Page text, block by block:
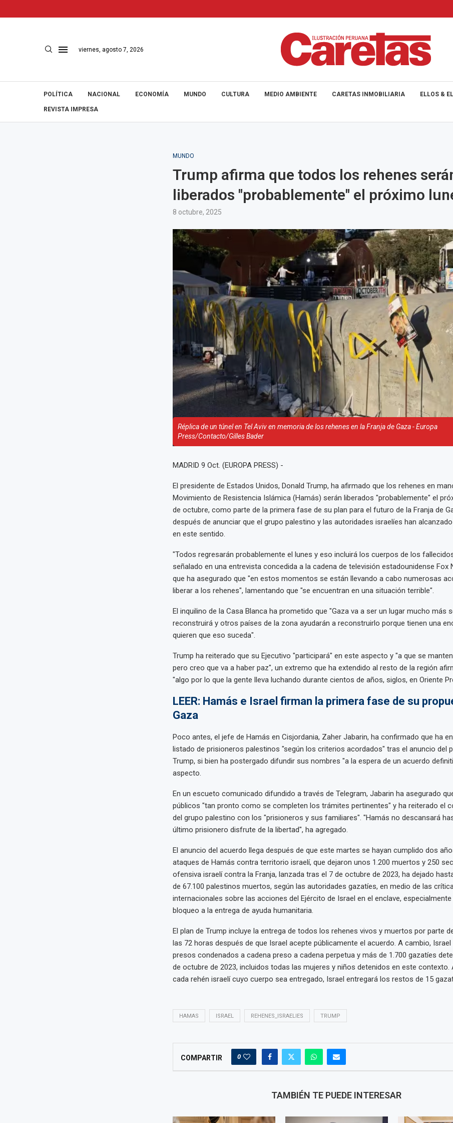
viernes, agosto 7, 2026
POLÍTICA NACIONAL ECONOMÍA MUNDO CULTURA MEDIO AMBIENTE CARETAS INMOBILIARIA ELLOS &
REVISTA IMPRESA
MUNDO
Trump afirma que todos los rehenes
liberados "probablemente" el próximo
8 octubre, 2025
Réplica de un túnel en Tel Aviv en memoria de los rehenes en la Franja de Gaza - Europa
Press/Contacto/Gilles Bader
MADRID 9 Oct. (EUROPA PRESS) -
El presidente de Estados Unidos, Donald Trump, ha afirmado que los rehenes en
Movimiento de Resistencia Islámica (Hamás) serán liberados "probablemente" el
de octubre, como parte de la primera fase de su plan para el futuro de la Franja de
después de anunciar que el grupo palestino y las autoridades israelíes han
en este sentido.
"Todos regresarán probablemente el lunes y eso incluirá los cuerpos de los
señalado en una entrevista concedida a la cadena de televisión estadounidense Fox
que ha asegurado que "en estos momentos se están llevando a cabo numerosas
liberar a los rehenes", lamentando que "se encuentran en una situación terrible".
El inquilino de la Casa Blanca ha prometido que "Gaza va a ser un lugar mucho más
reconstruirá y otros países de la zona ayudarán a reconstruirlo porque tienen una
quieren que eso suceda".
Trump ha reiterado que su Ejecutivo "participará" en este aspecto y "a que se
pero creo que va a haber paz", un extremo que ha extendido al resto de la región
"algo por lo que la gente lleva luchando durante cientos de años, siglos, en Oriente
LEER: Hamás e Israel firman la primera fase de su
Gaza
Poco antes, el jefe de Hamás en Cisjordania, Zaher Jabarin, ha confirmado que ha
listado de prisioneros palestinos "según los criterios acordados" tras el anuncio del
Trump, si bien ha postergado difundir sus nombres "a la espera de un acuerdo
aspecto.
En un escueto comunicado difundido a través de Telegram, Jabarin ha asegurado
públicos "tan pronto como se completen los trámites pertinentes" y ha reiterado el
del grupo palestino con los "prisioneros y sus familiares". "Hamás no descansará
último prisionero disfrute de la libertad", ha agregado.
El anuncio del acuerdo llega después de que este martes se hayan cumplido dos
ataques de Hamás contra territorio israelí, que dejaron unos 1.200 muertos y 250
ofensiva israelí contra la Franja, lanzada tras el 7 de octubre de 2023, ha dejado
de 67.100 palestinos muertos, según las autoridades gazatíes, en medio de las
internacionales sobre las acciones del Ejército de Israel en el enclave, especialmente
bloqueo a la entrega de ayuda humanitaria.
El plan de Trump incluye la entrega de todos los rehenes vivos y muertos por parte
las 72 horas después de que Israel acepte públicamente el acuerdo. A cambio, Israel
presos condenados a cadena preso a cadena perpetua y más de 1.700 gazatíes
de octubre de 2023, incluidos todas las mujeres y niños detenidos en este contexto.
cada rehén israelí cuyo cuerpo sea entregado, Israel entregará los restos de 15
HAMAS ISRAEL REHENES_ISRAELIES TRUMP
COMPARTIR 0
TAMBIÉN TE PUEDE INTERESAR